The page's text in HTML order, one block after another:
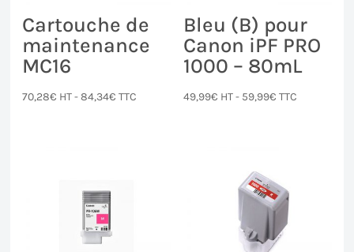
Cartouche de
maintenance
MC16
70,28€ HT -84,34€ TTC
Bleu (B) pour
Canon iPF PRO
1000 – 80mL
49,99€ HT - 59,99€ TTC